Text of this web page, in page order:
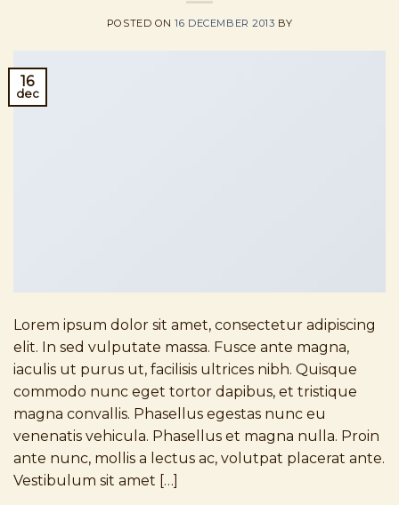
POSTED ON16 DECEMBER 2013 BY
16
dec
Lorem ipsum dolor sit amet, consectetur adipiscing
elit. In sed vulputate massa. Fusce ante magna,
iaculis ut purus ut, facilisis ultrices nibh. Quisque
commodo nunc eget tortor dapibus, et tristique
magna convallis. Phasellus egestas nunc eu
venenatis vehicula. Phasellus et magna nulla. Proin
ante nunc, mollis a lectus ac, volutpat placerat ante.
Vestibulum sit amet […]